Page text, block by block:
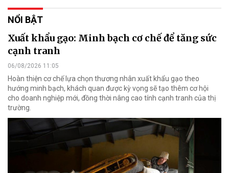
NỔI BẬT
Xuất khẩu gạo: Minh bạch cơ chế để tăng sức
cạnh tranh
06/08/2026 11:05
Hoàn thiện cơ chế lựa chọn thương nhân xuất khẩu gạo theo
hướng minh bạch, khách quan được kỳ vọng sẽ tạo thêm cơ hội
cho doanh nghiệp mới, đồng thời nâng cao tính cạnh tranh của thị
trường.